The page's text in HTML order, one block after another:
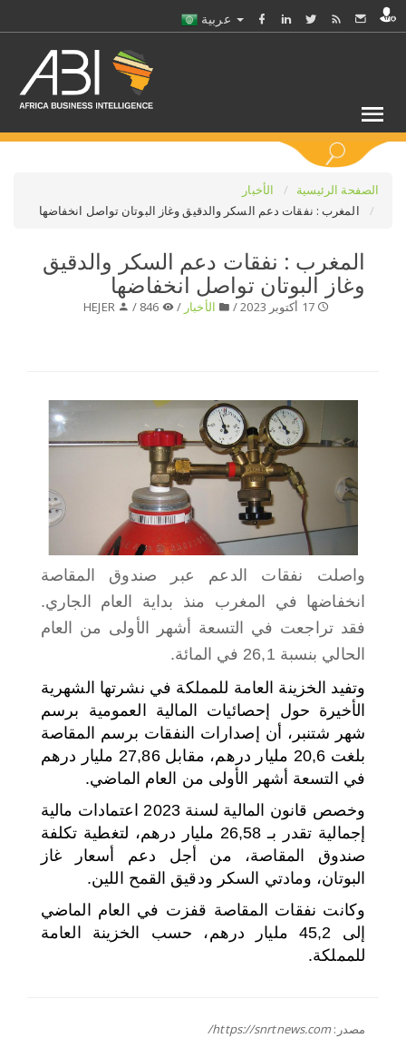
اختر بلدا/بلدان
الصفحة الرئيسية
الأخبار
المغرب : نفقات دعم السكر والدقيق وغاز البوتان تواصل انخفاضها
المغرب : نفقات دعم السكر والدقيق
وغاز البوتان تواصل انخفاضها
17 أكتوبر 2023 / الأخبار /
HEJER
واصلت نفقات الدعم عبر صندوق المقاصة
انخفاضها في المغرب منذ بداية العام الجاري.
فقد تراجعت في التسعة أشهر الأولى من العام
الحالي بنسبة 26,1 في المائة.
وتفيد الخزينة العامة للمملكة في نشرتها الشهرية
الأخيرة حول إحصائيات المالية العمومية برسم
شهر شتنبر، أن إصدارات النفقات برسم المقاصة
بلغت 20,6 مليار درهم، مقابل 27,86 مليار درهم
في التسعة أشهر الأولى من العام الماضي.
وخصص قانون المالية لسنة 2023 اعتمادات مالية
إجمالية تقدر بـ 26,58 مليار درهم، لتغطية تكلفة
صندوق المقاصة، من أجل دعم أسعار غاز
البوتان، ومادتي السكر ودقيق القمح اللين.
وكانت نفقات المقاصة قفزت في العام الماضي
إلى 45,2 مليار درهم، حسب الخزينة العامة
للمملكة.
مصدر:https://snrtnews.com/